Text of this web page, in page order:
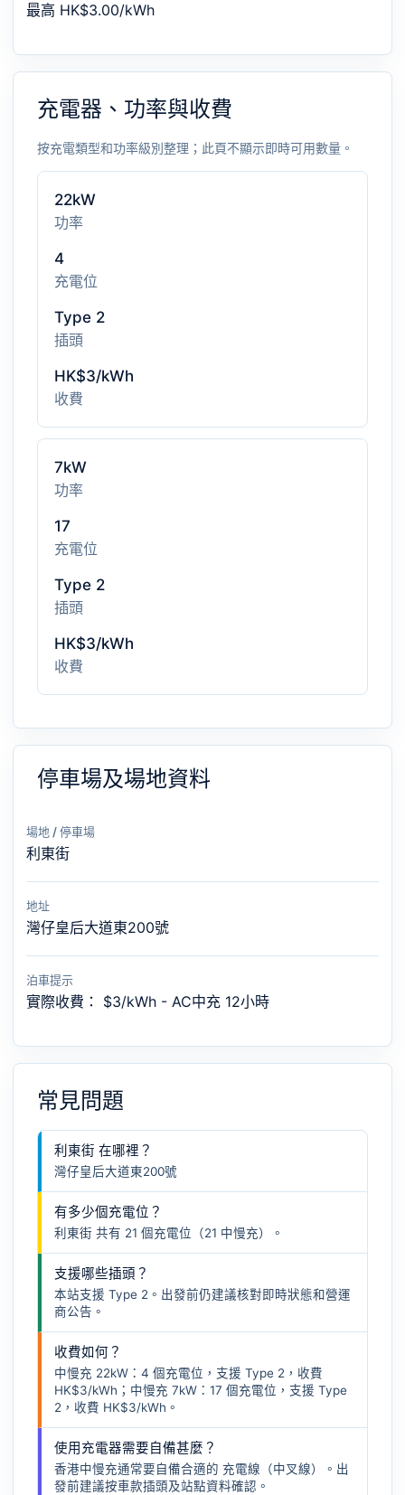
最高 HK$3.00/kWh
充電器、功率與收費
按充電類型和功率級別整理；此頁不顯示即時可用數量。
22kW
功率
4
充電位
Type 2
插頭
HK$3/kWh
收費
7kW
功率
17
充電位
Type 2
插頭
HK$3/kWh
收費
停車場及場地資料
場地 / 停車場
利東街
地址
灣仔皇后大道東200號
泊車提示
實際收費： $3/kWh - AC中充 12小時
常見問題
利東街 在哪裡？
灣仔皇后大道東200號
有多少個充電位？
利東街 共有 21 個充電位（21 中慢充）。
支援哪些插頭？
本站支援 Type 2。出發前仍建議核對即時狀態和營運
商公告。
收費如何？
中慢充 22kW：4 個充電位，支援 Type 2，收費
HK$3/kWh；中慢充 7kW：17 個充電位，支援 Type
2，收費 HK$3/kWh。
使用充電器需要自備甚麼？
香港中慢充通常要自備合適的 充電線（中叉線）
。出
發前建議按車款插頭及站點資料確認。